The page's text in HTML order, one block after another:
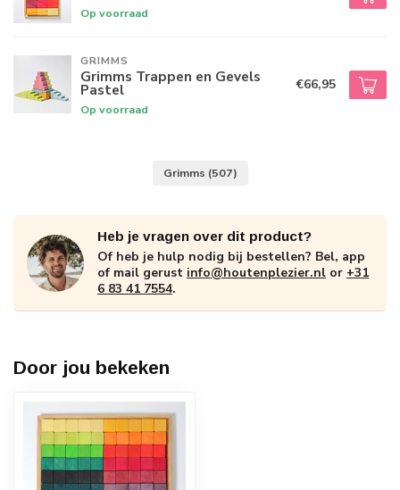
Op voorraad
GRIMMS
Grimms Trappen en Gevels
Pastel
Op voorraad
€66,95
Grimms (507)
Heb je vragen over dit product?
Of heb je hulp nodig bij bestellen? Bel, app
of mail gerust info@houtenplezier.nl or +31
6 83 41 7554.
Door jou bekeken